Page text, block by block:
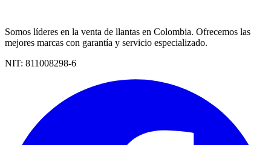
Somos líderes en la venta de llantas en Colombia. Ofrecemos las
mejores marcas con garantía y servicio especializado.
NIT: 811008298-6